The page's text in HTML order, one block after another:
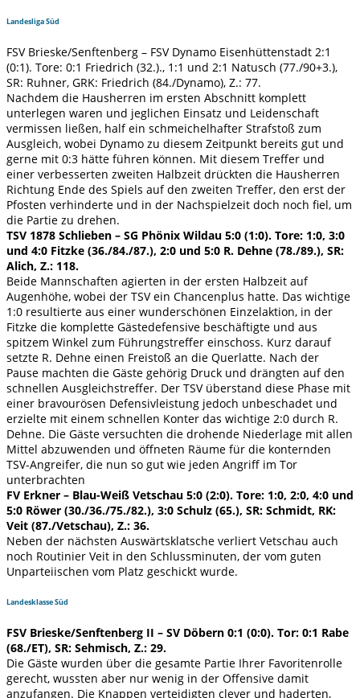
Landesliga Süd
FSV Brieske/Senftenberg – FSV Dynamo Eisenhüttenstadt 2:1
(0:1). Tore: 0:1 Friedrich (32.)., 1:1 und 2:1 Natusch (77./90+3.),
SR: Ruhner, GRK: Friedrich (84./Dynamo), Z.: 77.
Nachdem die Hausherren im ersten Abschnitt komplett
unterlegen waren und jeglichen Einsatz und Leidenschaft
vermissen ließen, half ein schmeichelhafter Strafstoß zum
Ausgleich, wobei Dynamo zu diesem Zeitpunkt bereits gut und
gerne mit 0:3 hätte führen können. Mit diesem Treffer und
einer verbesserten zweiten Halbzeit drückten die Hausherren
Richtung Ende des Spiels auf den zweiten Treffer, den erst der
Pfosten verhinderte und in der Nachspielzeit doch noch fiel, um
die Partie zu drehen.
TSV 1878 Schlieben – SG Phönix Wildau 5:0 (1:0). Tore: 1:0, 3:0
und 4:0 Fitzke (36./84./87.), 2:0 und 5:0 R. Dehne (78./89.), SR:
Alich, Z.: 118.
Beide Mannschaften agierten in der ersten Halbzeit auf
Augenhöhe, wobei der TSV ein Chancenplus hatte. Das wichtige
1:0 resultierte aus einer wunderschönen Einzelaktion, in der
Fitzke die komplette Gästedefensive beschäftigte und aus
spitzem Winkel zum Führungstreffer einschoss. Kurz darauf
setzte R. Dehne einen Freistoß an die Querlatte. Nach der
Pause machten die Gäste gehörig Druck und drängten auf den
schnellen Ausgleichstreffer. Der TSV überstand diese Phase mit
einer bravourösen Defensivleistung jedoch unbeschadet und
erzielte mit einem schnellen Konter das wichtige 2:0 durch R.
Dehne. Die Gäste versuchten die drohende Niederlage mit allen
Mittel abzuwenden und öffneten Räume für die konternden
TSV-Angreifer, die nun so gut wie jeden Angriff im Tor
unterbrachten
FV Erkner – Blau-Weiß Vetschau 5:0 (2:0). Tore: 1:0, 2:0, 4:0 und
5:0 Röwer (30./36./75./82.), 3:0 Schulz (65.), SR: Schmidt, RK:
Veit (87./Vetschau), Z.: 36.
Neben der nächsten Auswärtsklatsche verliert Vetschau auch
noch Routinier Veit in den Schlussminuten, der vom guten
Unparteiischen vom Platz geschickt wurde.
Landesklasse Süd
FSV Brieske/Senftenberg II – SV Döbern 0:1 (0:0). Tor: 0:1 Rabe
(68./ET), SR: Sehmisch, Z.: 29.
Die Gäste wurden über die gesamte Partie Ihrer Favoritenrolle
gerecht, wussten aber nur wenig in der Offensive damit
anzufangen. Die Knappen verteidigten clever und haderten,